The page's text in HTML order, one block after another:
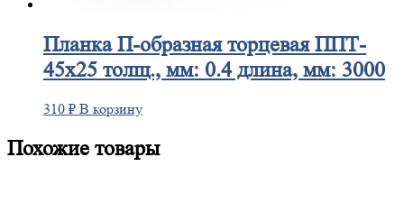
ПланкаП-образная торцевая ППТ-
45х25 толщ., мм: 0.4 длина, мм: 3000
310 ₽ В корзину
Похожие товары